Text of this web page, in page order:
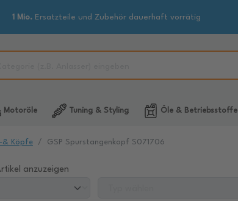
1 Mio.Ersatzteile und Zubehör dauerhaft vorrätig
Motoröle Tuning & Styling Öle & Betriebsstoffe
& Köpfe GSP Spurstangenkopf S071706
anzuzeigen